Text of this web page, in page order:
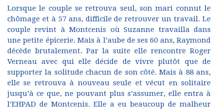
Lorsque le couple se retrouva seul, son mari connut le
chômage et à 57 ans, difficile de retrouver un travail. Le
couple revint à Montcenis où Suzanne travailla dans
une petite épicerie. Mais à l’aube de ses 60 ans, Raymond
décède brutalement. Par la suite elle rencontre Roger
Verneau avec qui elle décide de vivre plutôt que de
supporter la solitude chacun de son côté. Mais à 88 ans,
elle se retrouva à nouveau seule et vécut en solitaire
jusqu’à ce que, ne pouvant plus s’assumer, elle entra à
l’EHPAD de Montcenis. Elle a eu beaucoup de malheur